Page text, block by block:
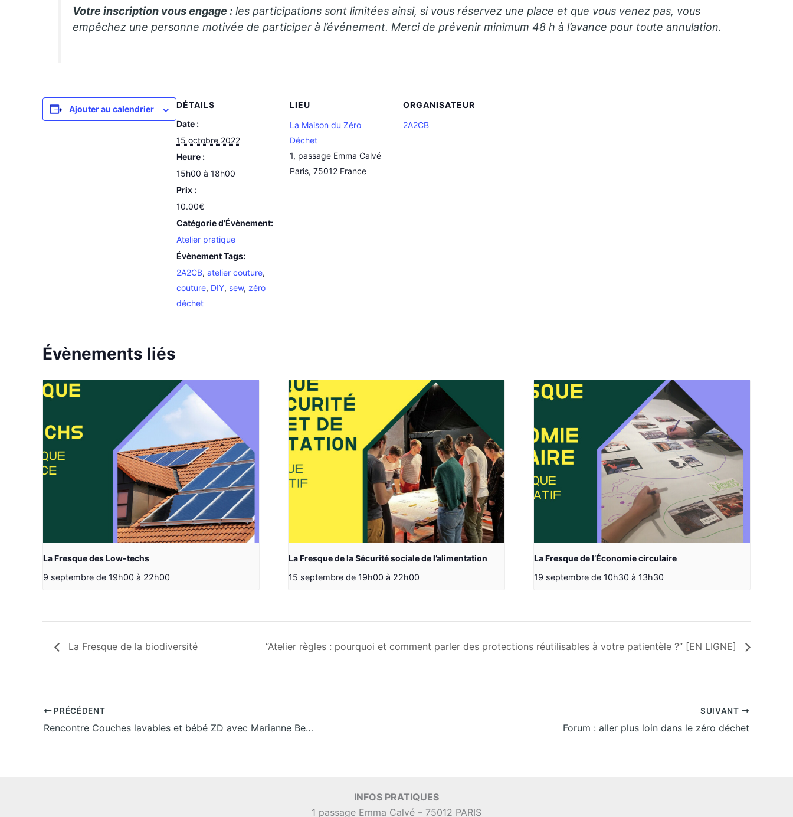
Votre inscription vous engage : les participations sont limitées ainsi, si vous réservez une place et que vous venez pas, vous
empêchez une personne motivée de participer à l’événement. Merci de prévenir minimum 48 h à l’avance pour toute annulation.
Ajouter au calendrier
DÉTAILS
Date :
15 octobre 2022
Heure :
15h00 à 18h00
Prix :
10.00€
Catégorie d’Évènement:
Atelier pratique
Évènement Tags:
2A2CB, atelier couture,
couture, DIY, sew, zéro
déchet
LIEU
La Maison du Zéro
Déchet
1, passage Emma Calvé
Paris, 75012 France
ORGANISATEUR
2A2CB
Évènements liés
La Fresque des Low-techs
9 septembre de 19h00 à 22h00
La Fresque de la Sécurité sociale de l’alimentation
15 septembre de 19h00 à 22h00
La Fresque de l’Économie circulaire
19 septembre de 10h30 à 13h30
La Fresque de la biodiversité “Atelier règles : pourquoi et comment parler des protections réutilisables à votre patientèle ?” [EN LIGNE]
PRÉCÉDENT
Rencontre Couches lavables et bébé ZD avec Marianne Bertrel
SUIVANT
Forum : aller plus loin dans le zéro déchet
INFOS PRATIQUES
1 passage Emma Calvé – 75012 PARIS